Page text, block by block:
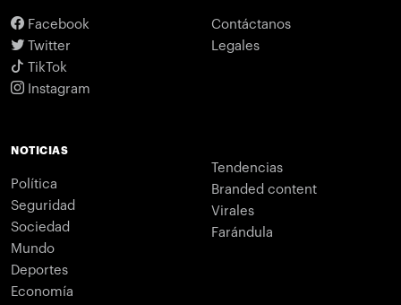
Facebook
Twitter
TikTok
Instagram
Contáctanos
Legales
NOTICIAS
Política
Seguridad
Sociedad
Mundo
Deportes
Economía
Tendencias
Branded content
Virales
Farándula